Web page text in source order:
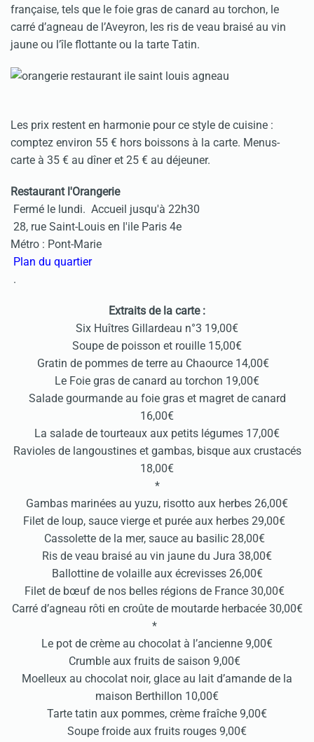
française, tels que le foie gras de canard au torchon, le
carré d’agneau de l’Aveyron, les ris de veau braisé au vin
jaune ou l’île flottante ou la tarte Tatin.
Les prix restent en harmonie pour ce style de cuisine :
comptez environ 55 € hors boissons à la carte. Menus-
carte à 35 € au dîner et 25 € au déjeuner.
Restaurant l'Orangerie
Fermé le lundi. Accueil jusqu'à 22h30
28, rue Saint-Louis en l'ile Paris 4e
Métro : Pont-Marie
Plan du quartier
.
Extraits de la carte :
Six Huîtres Gillardeau n°3 19,00€
Soupe de poisson et rouille 15,00€
Gratin de pommes de terre au Chaource 14,00€
Le Foie gras de canard au torchon 19,00€
Salade gourmande au foie gras et magret de canard
16,00€
La salade de tourteaux aux petits légumes 17,00€
Ravioles de langoustines et gambas, bisque aux crustacés
18,00€
*
Gambas marinées au yuzu, risotto aux herbes 26,00€
Filet de loup, sauce vierge et purée aux herbes 29,00€
Cassolette de la mer, sauce au basilic 28,00€
Ris de veau braisé au vin jaune du Jura 38,00€
Ballottine de volaille aux écrevisses 26,00€
Filet de bœuf de nos belles régions de France 30,00€
Carré d’agneau rôti en croûte de moutarde herbacée 30,00€
*
Le pot de crème au chocolat à l’ancienne 9,00€
Crumble aux fruits de saison 9,00€
Moelleux au chocolat noir, glace au lait d’amande de la
maison Berthillon 10,00€
Tarte tatin aux pommes, crème fraîche 9,00€
Soupe froide aux fruits rouges 9,00€